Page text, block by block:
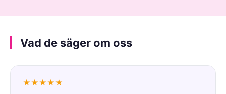
Vad de säger om oss
★★★★★